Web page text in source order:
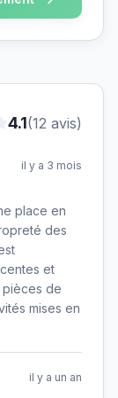
4.1(12 avis)
il y a 3 mois
place en
des
et
pièces de
mises en
il y a un an